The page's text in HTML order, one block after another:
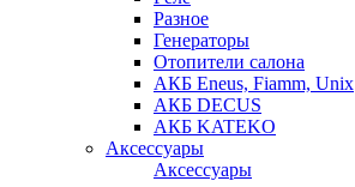
Разное
Генераторы
Отопители салона
АКБ Eneus, Fiamm, Unix
АКБ DECUS
АКБ KATEKO
Аксессуары
Аксессуары